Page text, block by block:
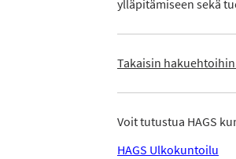
ylläpitämiseen sekä
Takaisin hakuehtoihin
Voit tutustua HAGS
HAGS Ulkokuntoilu